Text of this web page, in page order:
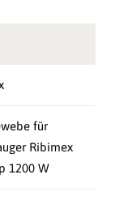
für
Ribimex
1200 W